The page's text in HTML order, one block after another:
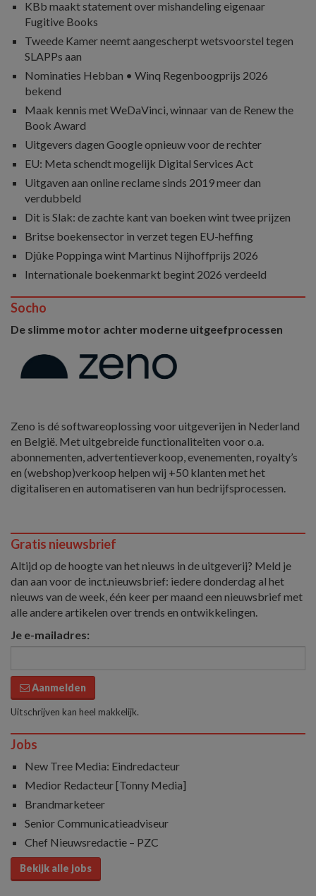
KBb maakt statement over mishandeling eigenaar
Fugitive Books
Tweede Kamer neemt aangescherpt wetsvoorstel tegen
SLAPPs aan
Nominaties Hebban • Winq Regenboogprijs 2026
bekend
Maak kennis met WeDaVinci, winnaar van de Renew the
Book Award
Uitgevers dagen Google opnieuw voor de rechter
EU: Meta schendt mogelijk Digital Services Act
Uitgaven aan online reclame sinds 2019 meer dan
verdubbeld
Dit is Slak: de zachte kant van boeken wint twee prijzen
Britse boekensector in verzet tegen EU-heffing
Djûke Poppinga wint Martinus Nijhoffprijs 2026
Internationale boekenmarkt begint 2026 verdeeld
Socho
De slimme motor achter moderne uitgeefprocessen
Zeno is dé softwareoplossing voor uitgeverijen in Nederland
en België. Met uitgebreide functionaliteiten voor o.a.
abonnementen, advertentieverkoop, evenementen, royalty’s
en (webshop)verkoop helpen wij +50 klanten met het
digitaliseren en automatiseren van hun bedrijfsprocessen.
Gratis nieuwsbrief
Altijd op de hoogte van het nieuws in de uitgeverij? Meld je
dan aan voor de inct.nieuwsbrief: iedere donderdag al het
nieuws van de week, één keer per maand een nieuwsbrief met
alle andere artikelen over trends en ontwikkelingen.
Je e-mailadres:
Aanmelden
Uitschrijven kan heel makkelijk.
Jobs
New Tree Media: Eindredacteur
Medior Redacteur [Tonny Media]
Brandmarketeer
Senior Communicatieadviseur
Chef Nieuwsredactie – PZC
Bekijk alle jobs